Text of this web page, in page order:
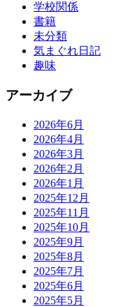
学校関係
書籍
未分類
気まぐれ日記
趣味
アーカイブ
2026年6月
2026年4月
2026年3月
2026年2月
2026年1月
2025年12月
2025年11月
2025年10月
2025年9月
2025年8月
2025年7月
2025年6月
2025年5月